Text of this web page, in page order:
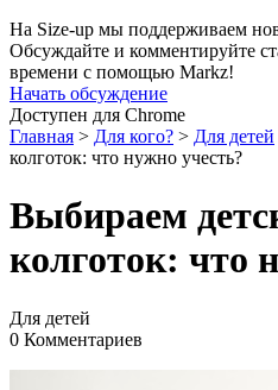
На Size-up мы поддерживаем
Обсуждайте и комментируйте
времени с помощью Markz!
Начать обсуждение
Доступен для Chrome
Главная > Для кого? > Для детей
колготок: что нужно учесть?
Выбираем
колготок: что
Для детей
0 Комментариев